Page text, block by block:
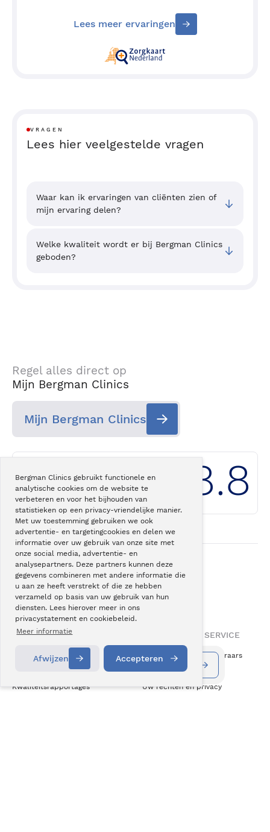
Bergman Clinics gebruikt functionele en
analytische cookies om de website te
verbeteren en voor het bijhouden van
statistieken op een privacy-vriendelijke manier.
Met uw toestemming gebruiken we ook
advertentie- en targetingcookies en delen we
informatie over uw gebruik van onze site met
onze social media, advertentie- en
analysepartners. Deze partners kunnen deze
gegevens combineren met andere informatie die
u aan ze heeft verstrekt of die ze hebben
verzameld op basis van uw gebruik van hun
diensten. Lees hierover meer in ons
privacystatement en cookiebeleid.
Meer informatie
Afwijzen Accepteren
Lees meer ervaringen
VRAGEN
Lees hier veelgestelde vragen
Waar kan ik ervaringen van cliënten zien of
mijn ervaring delen?
Welke kwaliteit wordt er bij Bergman Clinics
geboden?
Regel alles direct op
Mijn Bergman Clinics
Mijn Bergman Clinics
Klantwaardering
8.8
Onzesuperspecialisatie
helpt u weer actiever leven
OVER BERGMAN CLINICS
Over ons
Kwaliteitsrapportages
INFORMATIE & SERVICE
Vergoeding zorgverzekeraars
Klachten
Uw rechten en privacy